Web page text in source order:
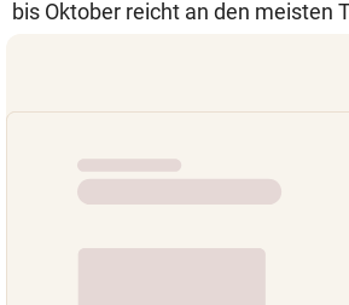
bis Oktober reicht an den meisten